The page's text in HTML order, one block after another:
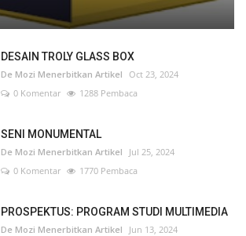
DESAIN TROLY GLASS BOX
De Mozi Menerbitkan Artikel
Oct 23, 2024
0 Komentar
1288 Pembaca
SENI MONUMENTAL
De Mozi Menerbitkan Artikel
Jul 25, 2024
0 Komentar
1770 Pembaca
PROSPEKTUS: PROGRAM STUDI MULTIMEDIA
De Mozi Menerbitkan Artikel Jun 13, 2024